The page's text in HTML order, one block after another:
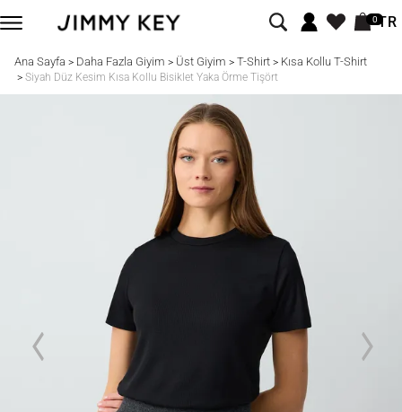
0TR
Ana Sayfa > Daha Fazla Giyim > Üst Giyim > T-Shirt> Kısa Kollu T-Shirt
> Siyah Düz Kesim Kısa Kollu Bisiklet Yaka Örme Tişört